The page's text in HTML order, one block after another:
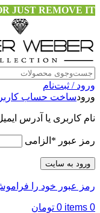
JUST REMOVE IT…
ورود / ثبت‌نام
ورودساخت حساب
نام کاربری یا آدرس
رمز عبور * الزامی
ورود به سایت
رمز عبور خود را
0
items
0 تومان